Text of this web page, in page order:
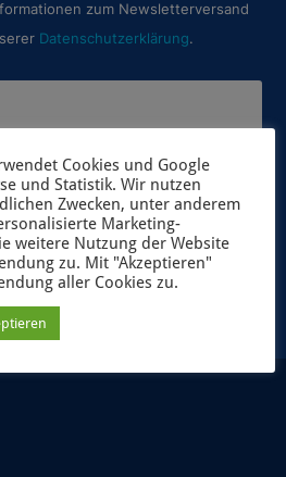
zum Newsletterversand
Datenschutzerklärung.
ANMELDEN
Cookies und Google
und Statistik. Wir nutzen
Zwecken, unter anderem
Marketing-
weitere Nutzung der Website
zu. Mit "Akzeptieren"
aller Cookies zu.